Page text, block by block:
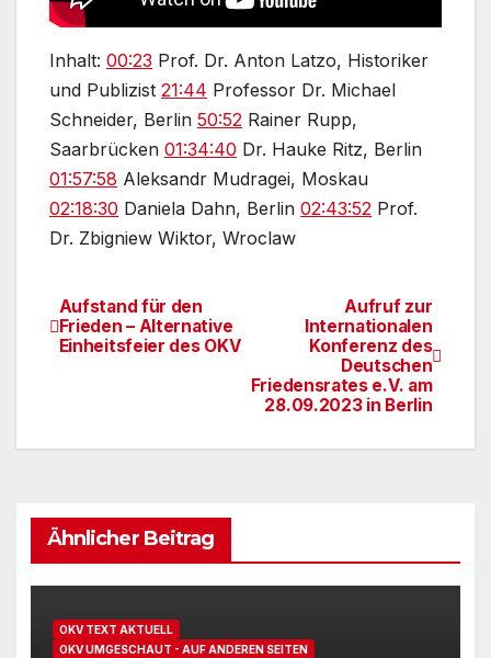
Inhalt: 00:23 Prof. Dr. Anton Latzo, Historiker
und Publizist 21:44 Professor Dr. Michael
Schneider, Berlin 50:52 Rainer Rupp,
Saarbrücken 01:34:40 Dr. Hauke Ritz, Berlin
01:57:58 Aleksandr Mudragei, Moskau
02:18:30 Daniela Dahn, Berlin 02:43:52 Prof.
Dr. Zbigniew Wiktor, Wroclaw
BeitragsnavigationAufruf zur
Internationalen
Konferenz des
Deutschen
Friedensrates e.V. am
28.09.2023 in Berlin
Aufstand für den
Frieden – Alternative
Einheitsfeier des OKV
Ähnlicher Beitrag
OKV TEXT AKTUELL
OKV UMGESCHAUT - AUF ANDEREN SEITEN